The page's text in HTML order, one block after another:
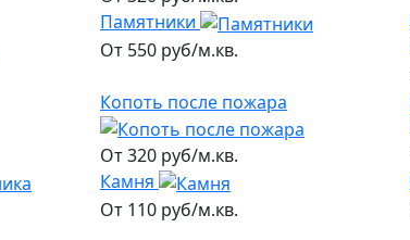
Памятники
От 550 руб/м.кв.
Копоть после пожара
От 320 руб/м.кв.
Камня
От 110 руб/м.кв.